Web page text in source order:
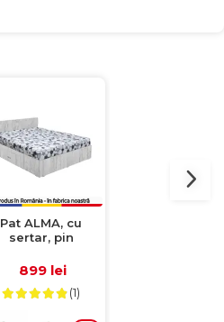
Pat ALMA, cu
sertar, pin
140x200 cm
899 lei
(1)